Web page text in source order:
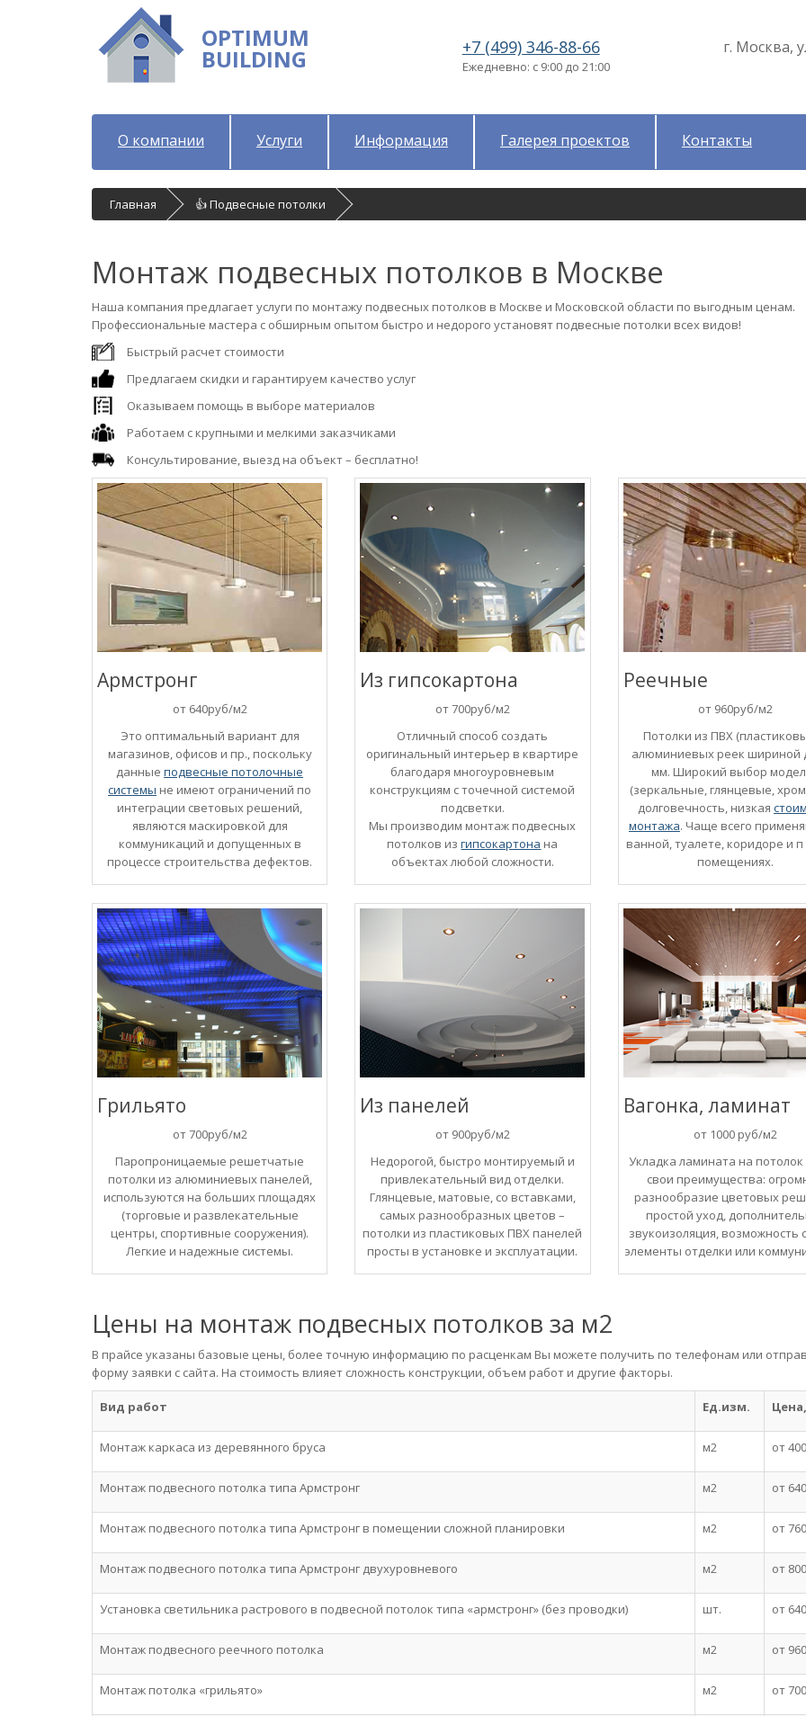
OPTIMUM
BUILDING +7 (499) 346-88-66
Ежедневно: с 9:00 до 21:00
г. Москва,
О компании Услуги Информация Галерея проектов Контакты
Главная 👍 Подвесные потолки
Монтаж подвесных потолков в Москве
Наша компания предлагает услуги по монтажу подвесных потолков в Москве и Московской области по выгодным ценам.
Профессиональные мастера с обширным опытом быстро и недорого установят подвесные потолки всех видов!
Быстрый расчет стоимости
Предлагаем скидки и гарантируем качество услуг
Оказываем помощь в выборе материалов
Работаем с крупными и мелкими заказчиками
Консультирование, выезд на объект – бесплатно!
Армстронг
от 640руб/м2
Это оптимальный вариант для
магазинов, офисов и пр., поскольку
данные подвесные потолочные
системы не имеют ограничений по
интеграции световых решений,
являются маскировкой для
коммуникаций и допущенных в
процессе строительства дефектов.
Из гипсокартона
от 700руб/м2
Отличный способ создать
оригинальный интерьер в квартире
благодаря многоуровневым
конструкциям с точечной системой
подсветки.
Мы производим монтаж подвесных
потолков изгипсокартона на
объектах любой сложности.
Реечные
от 960руб/м2
Потолки из ПВХ
алюминиевых реек шириной
мм. Широкий выбор
(зеркальные, глянцевые,
долговечность, низкая
монтажа. Чаще всего
ванной, туалете, коридоре и п
помещениях.
Грильято
от 700руб/м2
Паропроницаемые решетчатые
потолки из алюминиевых панелей,
используются на больших площадях
(торговые и развлекательные
центры, спортивные сооружения).
Легкие и надежные системы.
Из панелей
от 900руб/м2
Недорогой, быстро монтируемый и
привлекательный вид отделки.
Глянцевые, матовые, со вставками,
самых разнообразных цветов –
потолки из пластиковых ПВХ панелей
просты в установке и эксплуатации.
Вагонка, ламинат
от 1000 руб/м2
Укладка ламината на
свои преимущества:
разнообразие цветовых
простой уход,
звукоизоляция, возможность
элементы отделки или
Цены на монтаж подвесных потолков за м2
В прайсе указаны базовые цены, более точную информацию по расценкам Вы можете получить по телефонам или
форму заявки с сайта. На стоимость влияет сложность конструкции, объем работ и другие факторы.
Вид работ Ед.изм.
Монтаж каркаса из деревянного бруса м2 от 400
Монтаж подвесного потолка типа Армстронг м2 от 640
Монтаж подвесного потолка типа Армстронг в помещении сложной планировки м2 от 760
Монтаж подвесного потолка типа Армстронг двухуровневого м2 от 800
Установка светильника растрового в подвесной потолок типа «армстронг» (без проводки) шт. от 640
Монтаж подвесного реечного потолка м2 от 960
Монтаж потолка «грильято» м2 от 700